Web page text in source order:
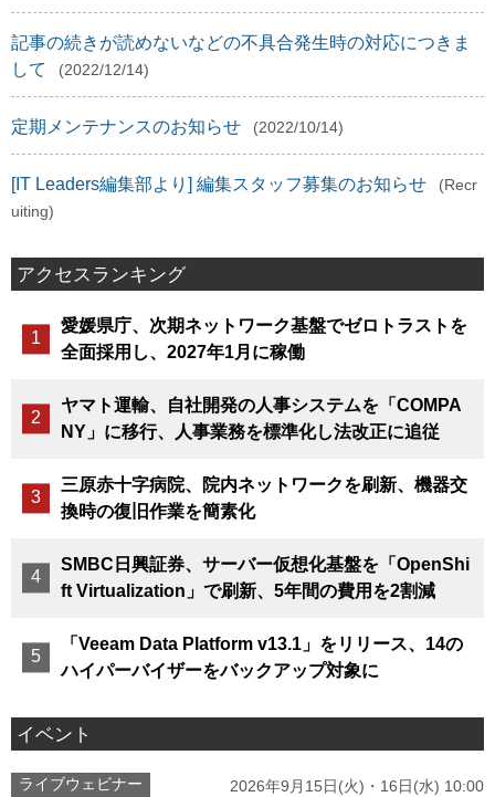
記事の続きが読めないなどの不具合発生時の対応につきま
して
(2022/12/14)
定期メンテナンスのお知らせ (2022/10/14)
[IT Leaders編集部より] 編集スタッフ募集のお知らせ
(Recr
uiting)
アクセスランキング
愛媛県庁、次期ネットワーク基盤でゼロトラストを
全面採用し、2027年1月に稼働
ヤマト運輸、自社開発の人事システムを「COMPA
NY」に移行、人事業務を標準化し法改正に追従
三原赤十字病院、院内ネットワークを刷新、機器交
換時の復旧作業を簡素化
SMBC日興証券、サーバー仮想化基盤を「OpenShi
ft Virtualization」で刷新、5年間の費用を2割減
「Veeam Data Platform v13.1」をリリース、14の
ハイパーバイザーをバックアップ対象に
イベント
ライブウェビナー 2026年9月15日(火)・16日(水) 10:00